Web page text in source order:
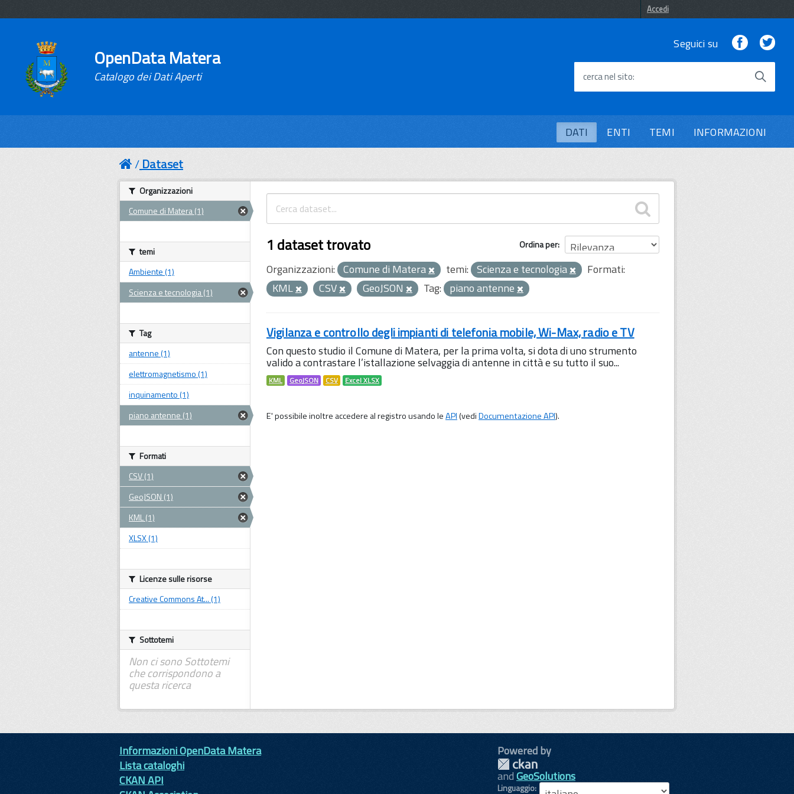
Accedi
OpenData Matera
Catalogo dei Dati Aperti
Seguici su Facebook
cerca nel sito
DATI ENTI TEMI INFORMAZIONI
Dataset
Ordina per
1 dataset trovato
Organizzazioni: Comune di Matera temi: Scienza e tecnologia
Formati:
KML
CSV GeoJSON Tag: piano antenne
Vigilanza e controllo degli impianti di telefonia mobile, Wi-Max, radio e TV
Con questo studio il Comune di Matera, per la prima volta, si dota di uno strumento
valido a contrastare l’istallazione selvaggia di antenne in città e su tutto il suo...
KML GeoJSON CSV Excel XLSX
E' possibile inoltre accedere al registro usando leAPI(vediDocumentazione API).
Organizzazioni
Comune di Matera (1)
temi
Ambiente (1)
Scienza e tecnologia (1)
Tag
antenne (1)
elettromagnetismo (1)
inquinamento (1)
piano antenne (1)
Formati
CSV (1)
GeoJSON (1)
KML (1)
XLSX (1)
Licenze sulle risorse
Creative Commons At... (1)
Sottotemi
Non ci sono Sottotemi
che corrispondono a
questa ricerca
Informazioni OpenData Matera
Lista cataloghi
CKAN API
Powered by
andGeoSolutions
Linguaggio